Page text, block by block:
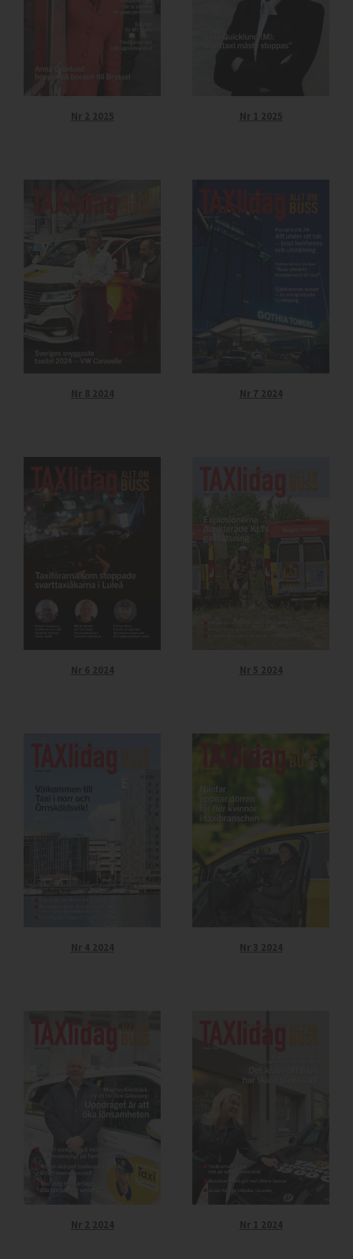
Nr 2 2025 Nr 1 2025
Nr 8 2024 Nr 7 2024
Nr 6 2024 Nr 5 2024
Nr 4 2024 Nr 3 2024
Nr 2 2024 Nr 1 2024